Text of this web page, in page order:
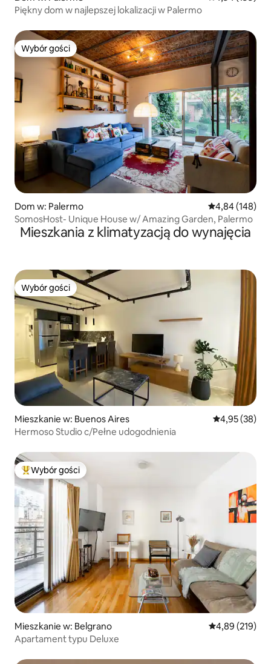
Piękny dom w najlepszej lokalizacji w Palermo
Wybór gości
Wybór gości
Dom w: Palermo Średnia
4,84 (148)
SomosHost- Unique House w/ Amazing Garden, Palermo
Mieszkania z klimatyzacją do wynajęcia
Wybór gości
Wybór gości
Mieszkanie w: Buenos Aires Średnia
4,95 (38)
Hermoso Studio c/Pełne udogodnienia
Najpopularniejsze z kategorii Wybór gości
Wybór gości
Mieszkanie w: Belgrano Średnia
4,89 (219)
Apartament typu Deluxe